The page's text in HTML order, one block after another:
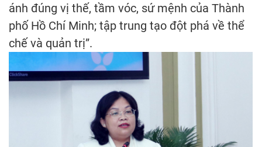
ánh đúng vị thế, tầm vóc, sứ mệnh của Thành
phố Hồ Chí Minh; tập trung tạo đột phá về thể
chế và quản trị”.